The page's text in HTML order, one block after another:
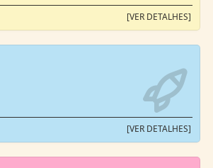
[VER DETALHES]
[VER DETALHES]